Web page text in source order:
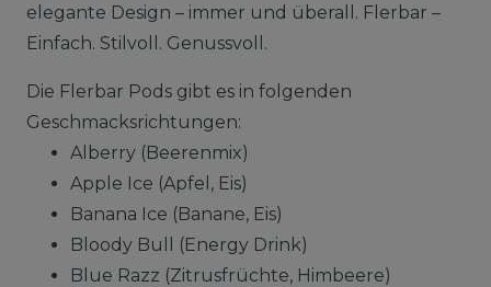
elegante Design – immer und überall. Flerbar –
Einfach. Stilvoll. Genussvoll.
Die Flerbar Pods gibt es in folgenden
Geschmacksrichtungen:
Alberry (Beerenmix)
Apple Ice (Apfel, Eis)
Banana Ice (Banane, Eis)
Bloody Bull (Energy Drink)
Blue Razz (Zitrusfrüchte, Himbeere)